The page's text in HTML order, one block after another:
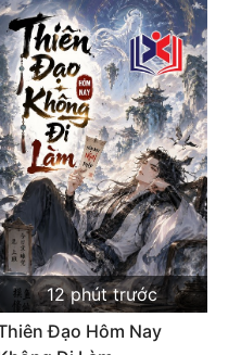
12 phút trước
Đạo Hôm Nay